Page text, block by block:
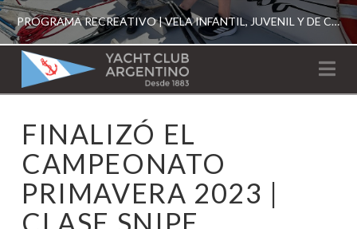
PROGRAMA RECREATIVO | VELA INFANTIL, JUVENIL Y DE CRUCERO 2026
ESCUELA RECREATIVA 2026
YACHT
CLUB
ARGENTINO
FINALIZÓ EL
CAMPEONATO
PRIMAVERA 2023 |
CLASE SNIPE